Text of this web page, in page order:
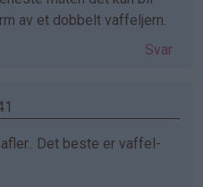
av et dobbelt vaffeljern.
Svar
Det beste er vaffel-